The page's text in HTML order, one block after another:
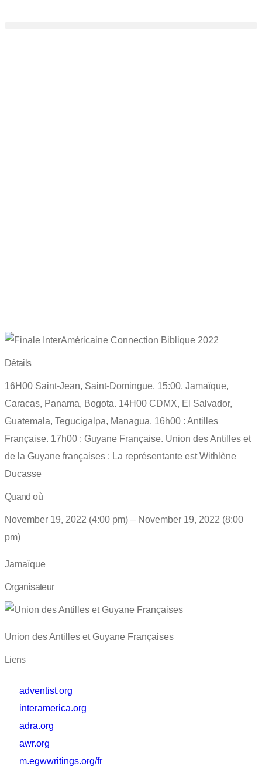
Détails
16H00 Saint-Jean, Saint-Domingue. 15:00. Jamaïque,
Caracas, Panama, Bogota. 14H00 CDMX, El Salvador,
Guatemala, Tegucigalpa, Managua. 16h00 : Antilles
Française. 17h00 : Guyane Française. Union des Antilles et
de la Guyane françaises : La représentante est Withlène
Ducasse
Quand où
November 19, 2022 (4:00 pm) – November 19, 2022 (8:00
pm)
Jamaïque
Organisateur
Union des Antilles et Guyane Françaises
Liens
adventist.org
interamerica.org
adra.org
awr.org
m.egwwritings.org/fr